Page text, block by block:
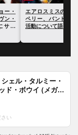
ー・
後の
エアロスミス、ツ
ら引退することを
てバンドとしての
ェル・タルミー・
ド・ボウイ (メガジ
い